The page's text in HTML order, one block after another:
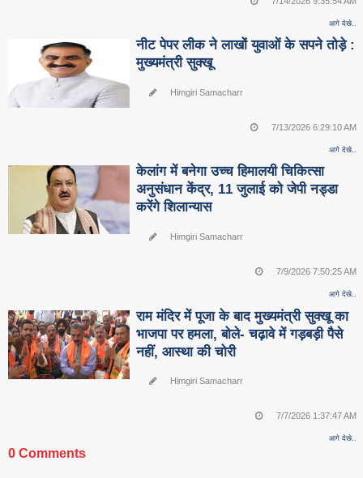
आगे देखे..
नीट पेपर लीक ने लाखों युवाओं के सपने तोड़े :
मुख्यमंत्री सुक्खू
Himgiri Samacharr
7/13/2026 6:29:10 AM
आगे देखे..
केलांग में बनेगा उच्च हिमालयी चिकित्सा
अनुसंधान केंद्र, 11 जुलाई को जेपी नड्डा
करेंगे शिलान्यास
Himgiri Samacharr
7/9/2026 7:50:25 AM
आगे देखे..
राम मंदिर में पूजा के बाद मुख्यमंत्री सुक्खू का
भाजपा पर हमला, बोले- चढ़ावे में गड़बड़ी पैसे
नहीं, आस्था की चोरी
Himgiri Samacharr
7/7/2026 1:37:47 AM
आगे देखे..
0 Comments